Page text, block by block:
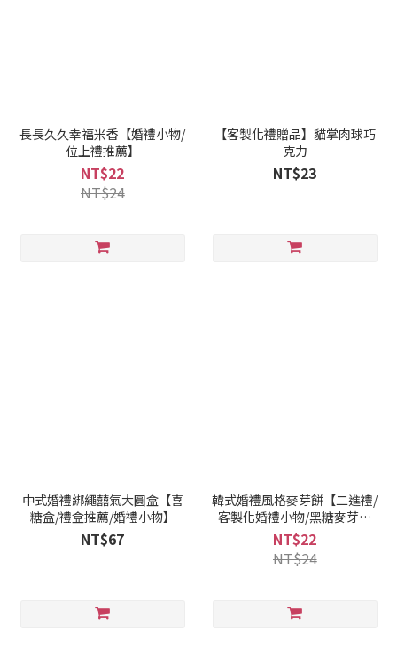
長長久久幸福米香【婚禮小物/
位上禮推薦】
NT$22
NT$24
【客製化禮贈品】貓掌肉球巧
克力
NT$23
中式婚禮綁繩囍氣大圓盒【喜
糖盒/禮盒推薦/婚禮小物】
NT$67
韓式婚禮風格麥芽餅【二進禮/
客製化婚禮小物/黑糖麥芽餅
乾】
NT$22
NT$24